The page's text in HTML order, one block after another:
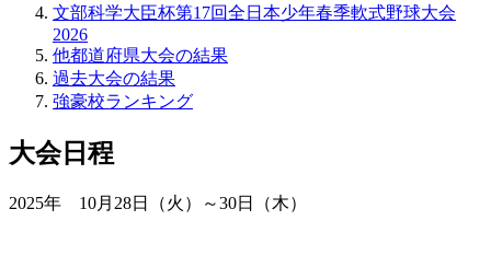
文部科学大臣杯第17回全日本少年春季軟式野球大会
2026
他都道府県大会の結果
過去大会の結果
強豪校ランキング
大会日程
2025年 10月28日（火）～30日（木）